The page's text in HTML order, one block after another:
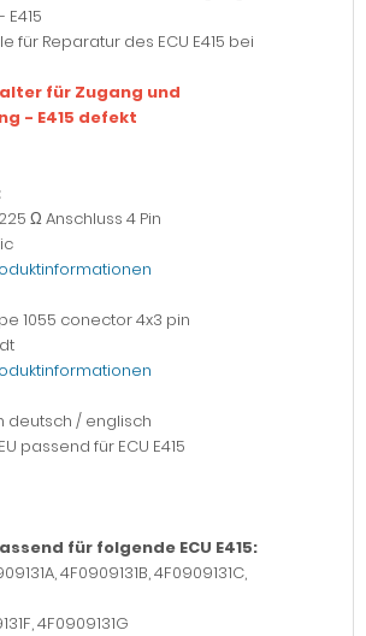
für Reparatur des ECU E415 bei
für Zugang und
- E415 defekt
Ω Anschluss 4 Pin
1055 conector 4x3 pin
deutsch / englisch
passend für ECU E415
für folgende ECU E415:
4F0909131B, 4F0909131C,
4F0909131G